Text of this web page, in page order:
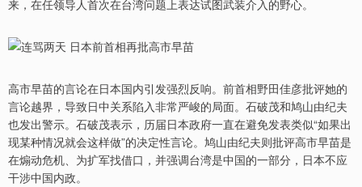
来，在任领导人首次在台湾问题上表达试图武装介入的野心。
高市早苗的言论在日本国内引发强烈反响。前首相野田佳彦批评她的
言论越界，导致日中关系陷入非常严峻的局面。石破茂和鸠山由纪夫
也发出警示。石破茂表示，历届日本政府一直在避免发表类似“如果出
现某种情况就会这样做”的决定性言论。鸠山由纪夫则批评高市早苗是
在煽动危机、为扩军找借口，并强调台湾是中国的一部分，日本不应
干涉中国内政。